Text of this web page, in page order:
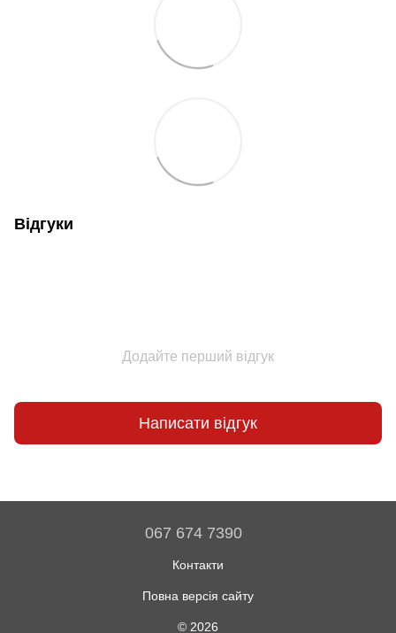
Відгуки
Додайте перший відгук
Написати відгук
067 674 7390
Контакти
Повна версія сайту
© 2026